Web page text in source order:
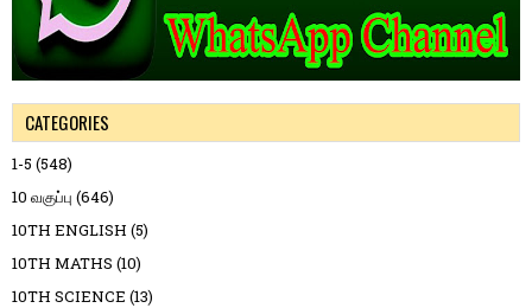
CATEGORIES
1-5 (548)
10 வகுப்பு (646)
10TH ENGLISH (5)
10TH MATHS (10)
10TH SCIENCE (13)